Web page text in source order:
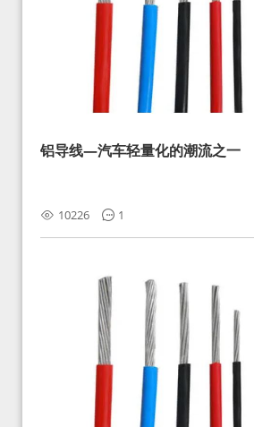
铝导线—汽车轻量化的潮流之一
10226 1